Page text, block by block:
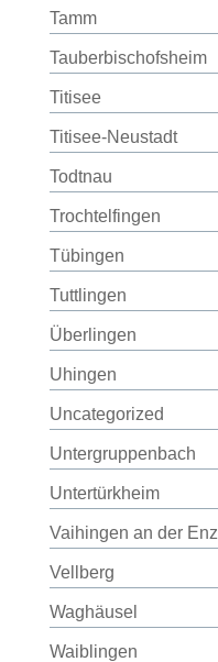
Tamm
Tauberbischofsheim
Titisee
Titisee-Neustadt
Todtnau
Trochtelfingen
Tübingen
Tuttlingen
Überlingen
Uhingen
Uncategorized
Untergruppenbach
Untertürkheim
Vaihingen an der Enz
Vellberg
Waghäusel
Waiblingen